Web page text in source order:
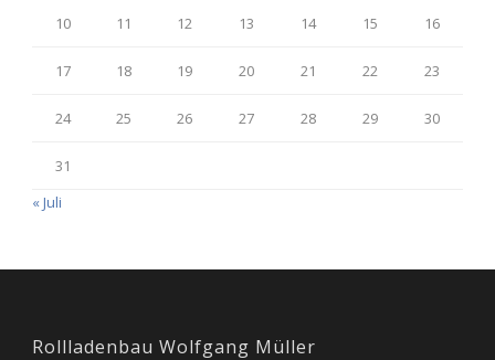
10 11 12 13 14 15 16
17 18 19 20 21 22 23
24 25 26 27 28 29 30
31
« Juli
Rollladenbau Wolfgang Müller